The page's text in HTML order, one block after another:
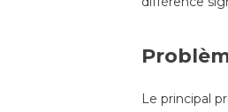
Le principal